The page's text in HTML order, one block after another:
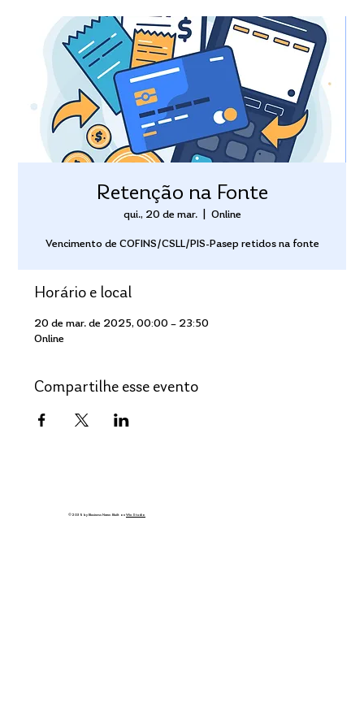
Retenção na Fonte
qui., 20 de mar.
  |
Online
Vencimento de COFINS/CSLL/PIS-Pasep retidos na fonte
Horário e local
20 de mar. de 2025, 00:00 – 23:50
Online
Compartilhe esse evento
© 2035 by Business Name. Built on Wix Studio